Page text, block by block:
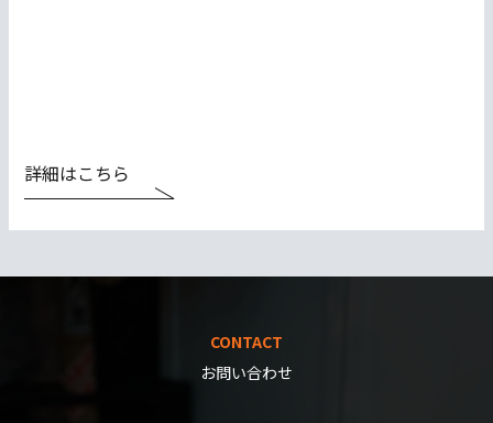
詳細はこちら
CONTACT
お問い合わせ